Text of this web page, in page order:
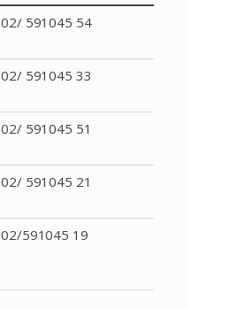
02/ 591045 54
02/ 591045 33
02/ 591045 51
02/ 591045 21
02/591045 19